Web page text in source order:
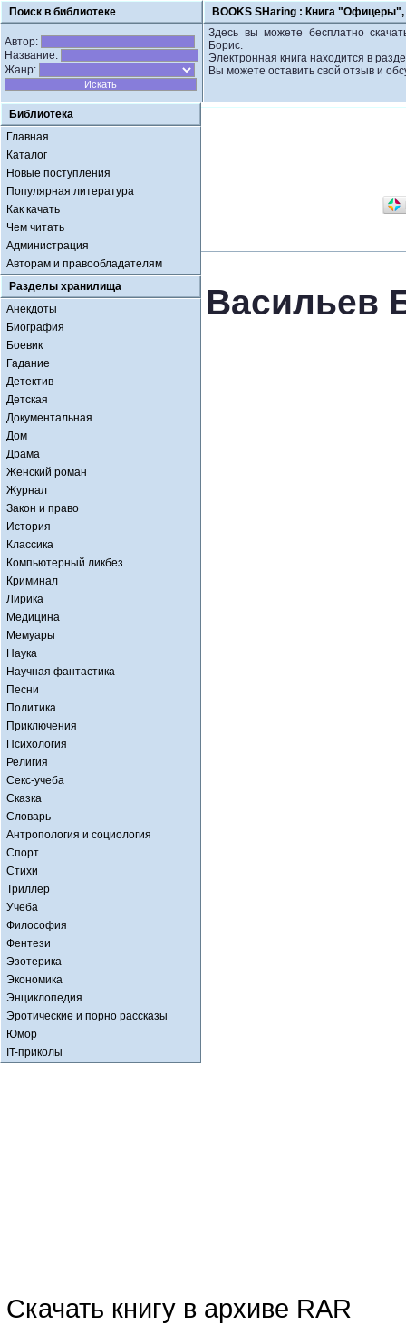
Поиск в библиотеке BOOKS SHaring : Книга
Автор:
Название:
Жанр:
Здесь вы можете бесплатно
Борис.
Электронная книга находится в
Вы можете оставить свой отзыв и
Библиотека
Главная
Каталог
Новые поступления
Популярная литература
Как качать
Чем читать
Администрация
Авторам и правообладателям
Разделы хранилища
Анекдоты
Биография
Боевик
Гадание
Детектив
Детская
Документальная
Дом
Драма
Женский роман
Журнал
Закон и право
История
Классика
Компьютерный ликбез
Криминал
Лирика
Медицина
Мемуары
Наука
Научная фантастика
Песни
Политика
Приключения
Психология
Религия
Секс-учеба
Сказка
Словарь
Антропология и социология
Спорт
Стихи
Триллер
Учеба
Философия
Фентези
Эзотерика
Экономика
Энциклопедия
Эротические и порно рассказы
Юмор
IT-приколы
Васильев
Скачать книгу в архиве RAR